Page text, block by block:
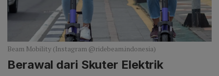
Beam Mobility (Instagram @ridebeam.indonesia)
Berawal dari Skuter Elektrik